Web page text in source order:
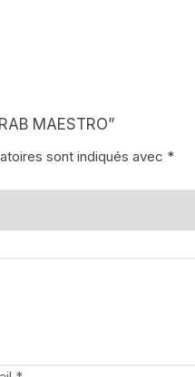
MAESTRO”
sont indiqués avec *